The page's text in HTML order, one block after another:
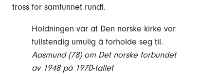
tross for samfunnet rundt.
Holdningen var at Den norske kirke var
fullstendig umulig å forholde seg til.
Aasmund (78) om Det norske forbundet
av 1948 på 1970-tallet